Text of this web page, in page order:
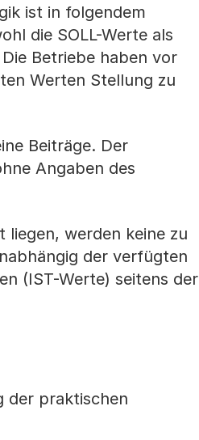
ist in folgendem
die SOLL-Werte als
Betriebe haben vor
Werten Stellung zu
Beiträge. Der
Angaben des
liegen, werden keine zu
der verfügten
(IST-Werte) seitens der
der praktischen